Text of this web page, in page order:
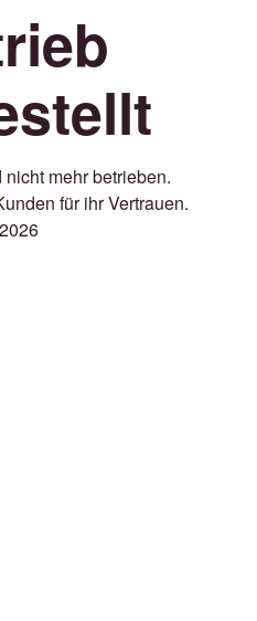
mehr betrieben.
für ihr Vertrauen.